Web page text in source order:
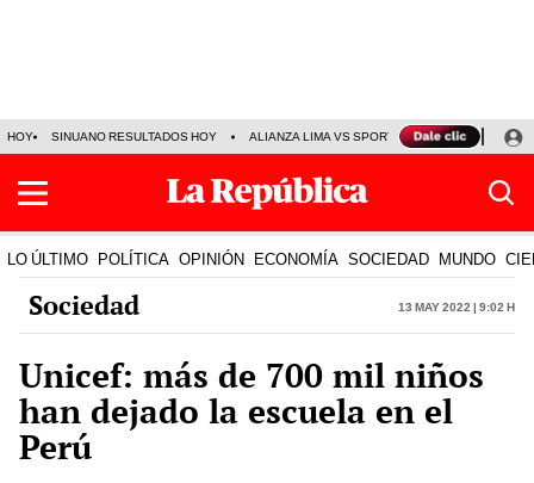
HOY SINUANO RESULTADOS HOY ALIANZA LIMA VS SPORT BOYS JORGE
LO ÚLTIMO POLÍTICA OPINIÓN ECONOMÍA SOCIEDAD MUNDO
Sociedad 13 May 2022 | 9:02 h
Unicef: más de 700 mil niños
han dejado la escuela en el
Perú